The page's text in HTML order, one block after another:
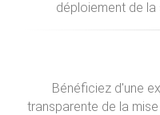
déploiement de
Bénéficiez d'une
transparente de la